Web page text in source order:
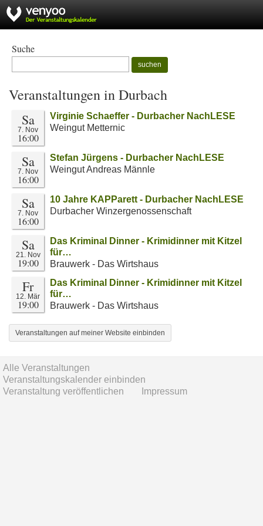
Suche
suchen
Veranstaltungen in Durbach
Sa
7. Nov
16:00
Virginie Schaeffer - Durbacher NachLESE
Weingut Metternic
Sa
7. Nov
16:00
Stefan Jürgens - Durbacher NachLESE
Weingut Andreas Männle
Sa
7. Nov
16:00
10 Jahre KAPParett - Durbacher NachLESE
Durbacher Winzergenossenschaft
Sa
21. Nov
19:00
Das Kriminal Dinner - Krimidinner mit Kitzel
für…
Brauwerk - Das Wirtshaus
Fr
12. Mär
19:00
Das Kriminal Dinner - Krimidinner mit Kitzel
für…
Brauwerk - Das Wirtshaus
Veranstaltungen auf meiner Website einbinden
Alle Veranstaltungen
Veranstaltungskalender einbinden
Veranstaltung veröffentlichen
Impressum